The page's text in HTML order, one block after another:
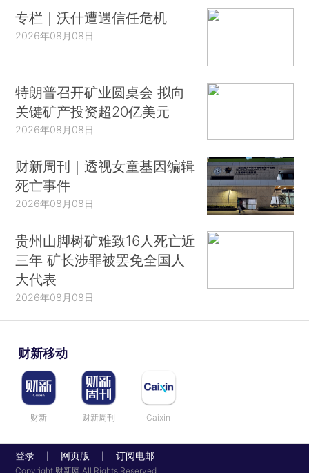
专栏｜沃什遭遇信任危机
2026年08月08日
特朗普召开矿业圆桌会 拟向
关键矿产投资超20亿美元
2026年08月08日
财新周刊｜透视女童基因编辑
死亡事件
2026年08月08日
贵州山脚树矿难致16人死亡近
三年 矿长涉罪被罢免全国人
大代表
2026年08月08日
财新移动
财新 财新周刊 Caixin
登录 网页版 订阅电邮
Copyright 财新网 All Rights Reserved